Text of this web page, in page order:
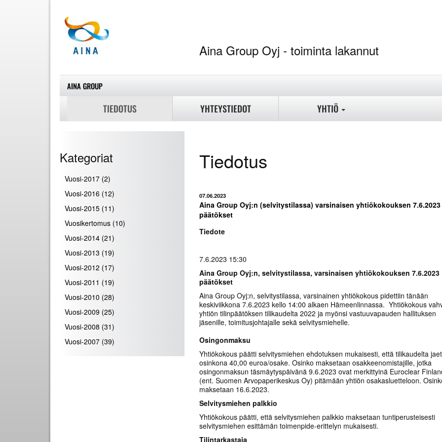
Aina Group Oyj -
AINA GROUP
TIEDOTUS YHTEYSTIEDOT YHTIÖ
Tiedotus
07.06.2023
Aina Group Oyj:n (selvitystilassa) varsinaisen yhtiökokouksen 7.6.2023
päätökset
Tiedote
7.6.2023 15:30
Aina Group Oyj:n, selvitystilassa, varsinaisen yhtiökokouksen 7.6.2023
päätökset
Aina Group Oyj:n, selvitystilassa, varsinainen yhtiökokous pidettiin tänään
keskiviikkona 7.6.2023 kello 14:00 alkaen Hämeenlinnassa. Yhtiökokous
yhtiön tilinpäätöksen tilikaudelta 2022 ja myönsi vastuuvapauden hallituksen
jäsenille, toimitusjohtajalle sekä selvitysmiehelle.
Osingonmaksu
Yhtiökokous päätti selvitysmiehen ehdotuksen mukaisesti, että tilikaudelta
osinkona 40,00 euroa/osake. Osinko maksetaan osakkeenomistajille, jotka
osingonmaksun täsmäytyspäivänä 9.6.2023 ovat merkittyinä Euroclear
(ent. Suomen Arvopaperikeskus Oy) pitämään yhtiön osakasluetteloon.
maksetaan 16.6.2023.
Selvitysmiehen palkkio
Yhtiökokous päätti, että selvitysmiehen palkkio maksetaan tuntiperusteisesti
selvitysmiehen esittämän toimenpide-erittelyn mukaisesti.
Tilintarkastaja
Kategoriat
Vuosi-2017 (2)
Vuosi-2016 (12)
Vuosi-2015 (11)
Vuosikertomus (10)
Vuosi-2014 (21)
Vuosi-2013 (19)
Vuosi-2012 (17)
Vuosi-2011 (19)
Vuosi-2010 (28)
Vuosi-2009 (25)
Vuosi-2008 (31)
Vuosi-2007 (39)